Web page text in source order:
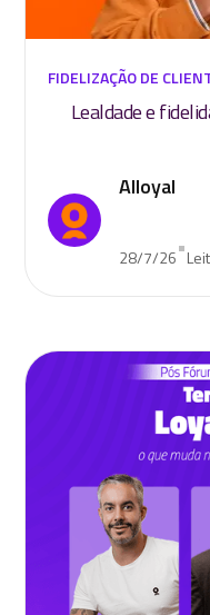
FIDELIZAÇÃO DE
Lealdade e
Alloyal
28/7/26•